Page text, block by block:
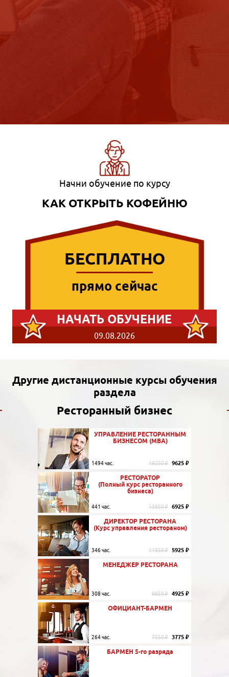
Начни обучение по курсу
КАК ОТКРЫТЬ КОФЕЙНЮ
БЕСПЛАТНО
прямо сейчас
НАЧАТЬ ОБУЧЕНИЕ
09.08.2026
Другие дистанционные курсы обучения
раздела
Ресторанный бизнес
УПРАВЛЕНИЕ РЕСТОРАННЫМ
БИЗНЕСОМ (MBA)
1494 час. 19250 ₽ 9625 ₽
РЕСТОРАТОР
(Полный курс ресторанного
бизнеса)
441 час. 13850 ₽ 6925 ₽
ДИРЕКТОР РЕСТОРАНА
(Курс управления рестораном)
346 час. 11850 ₽ 5925 ₽
МЕНЕДЖЕР РЕСТОРАНА
308 час. 9850 ₽ 4925 ₽
ОФИЦИАНТ-БАРМЕН
264 час. 7550 ₽ 3775 ₽
БАРМЕН 5-го разряда